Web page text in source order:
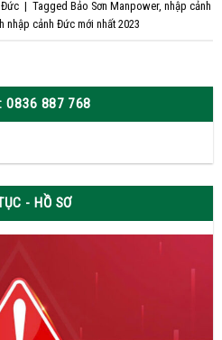
Đức | Tagged Bảo Sơn Manpower, nhập cảnh
nhập cảnh Đức mới nhất 2023
0836 887 768
- HỒ SƠ